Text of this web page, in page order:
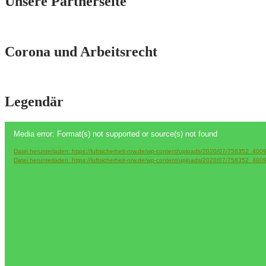
Corona und Arbeitsrecht
Legendär
Player
Media error: Format(s) not supported or source(s) not found
Datei herunterladen: https://luftsicherheit-nrw.de/wp-content/uploads/2020/07/
Datei herunterladen: https://luftsicherheit-nrw.de/wp-content/uploads/2020/07/